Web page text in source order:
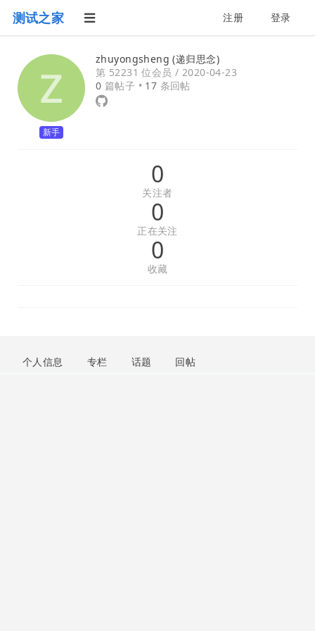
测试之家 注册 登录
新手
zhuyongsheng (递归思念)
第 52231 位会员 / 2020-04-23
0 篇帖子 • 17 条回帖
0
关注者
0
正在关注
0
收藏
个人信息 专栏 话题 回帖